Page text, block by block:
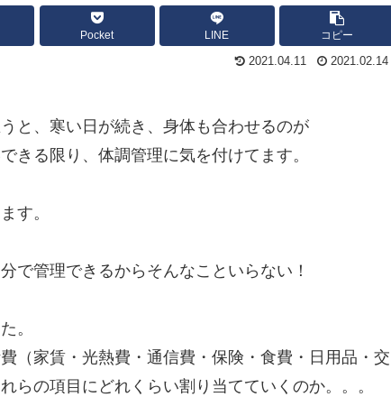
Pocket LINE コピー
2021.04.11 2021.02.14
と、寒い日が続き、身体も合わせるのが
きる限り、体調管理に気を付けてます。
す。
で管理できるからそんなこといらない！
。
（家賃・光熱費・通信費・保険・食費・日用品・交
らの項目にどれくらい割り当てていくのか。。。